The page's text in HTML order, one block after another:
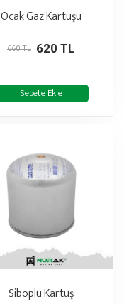
Ocak Gaz Kartuşu
620 TL
660 TL
Sepete Ekle
Siboplu Kartuş